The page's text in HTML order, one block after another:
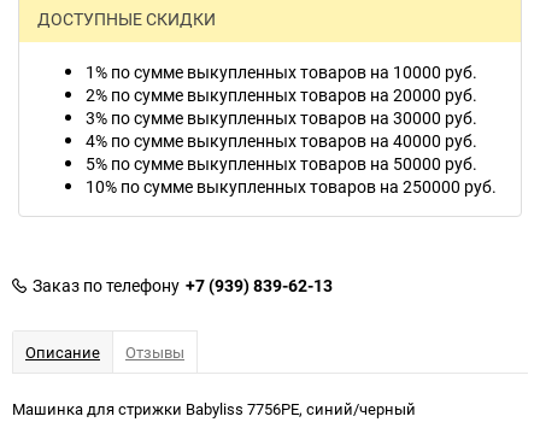
ДОСТУПНЫЕ СКИДКИ
1% по сумме выкупленных товаров на 10000 руб.
2% по сумме выкупленных товаров на 20000 руб.
3% по сумме выкупленных товаров на 30000 руб.
4% по сумме выкупленных товаров на 40000 руб.
5% по сумме выкупленных товаров на 50000 руб.
10% по сумме выкупленных товаров на 250000 руб.
Заказ по телефону +7 (939) 839-62-13
Описание Отзывы
Машинка для стрижки Babyliss 7756PE, синий/черный